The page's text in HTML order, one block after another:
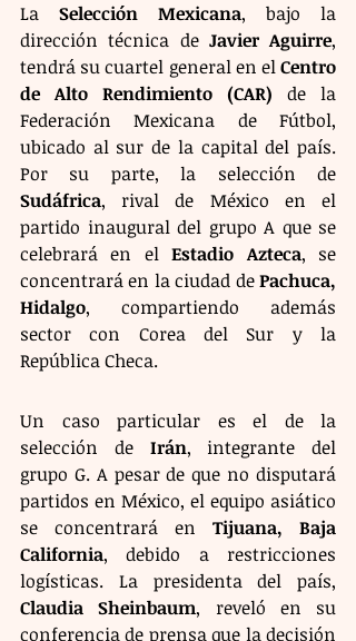
La Selección Mexicana, bajo la
dirección técnica de Javier Aguirre,
tendrá su cuartel general en el Centro
de Alto Rendimiento (CAR) de la
Federación Mexicana de Fútbol,
ubicado al sur de la capital del país.
Sudáfrica, rival de México en el
partido inaugural del grupo A que se
celebrará en el Estadio Azteca, se
concentrará en la ciudad de Pachuca,
Hidalgo, compartiendo además
sector con Corea del Sur y la
República Checa.
Un caso particular es el de la
selección de Irán, integrante del
grupo G. A pesar de que no disputará
partidos en México, el equipo asiático
se concentrará en Tijuana, Baja
California, debido a restricciones
Claudia Sheinbaum, reveló en su
conferencia de prensa que la decisión